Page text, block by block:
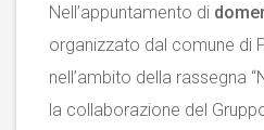
Nell’appuntamento di
organizzato dal comune di
nell’ambito della rassegna
la collaborazione del